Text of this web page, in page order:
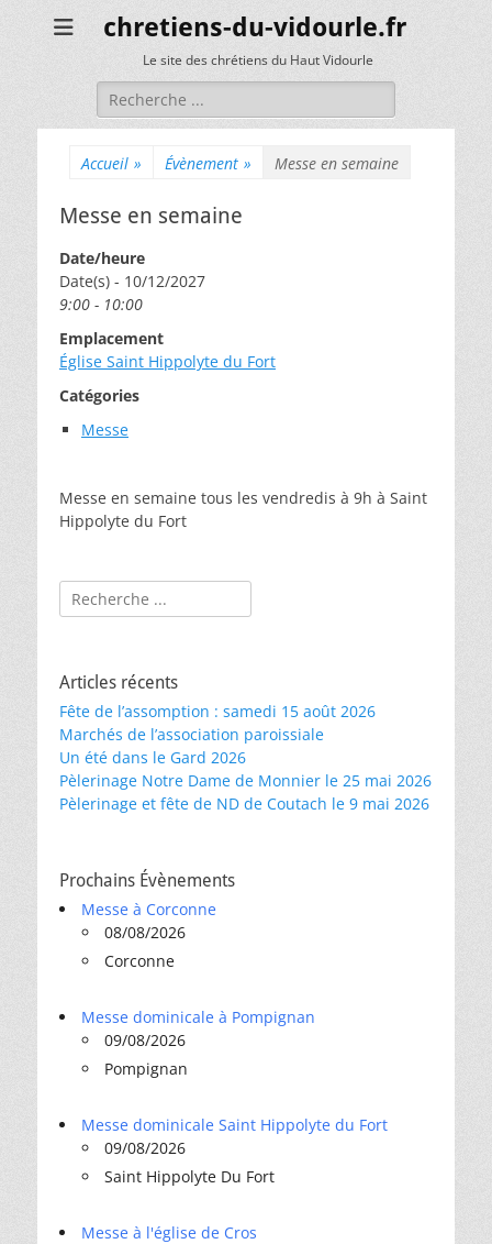
chretiens-du-vidourle.fr
Le site des chrétiens du Haut Vidourle
Rechercher :
Accueil » Évènement » Messe en semaine
Messe en semaine
Date/heure
Date(s) - 10/12/2027
9:00 - 10:00
Emplacement
Église Saint Hippolyte du Fort
Catégories
Messe
Messe en semaine tous les vendredis à 9h à Saint
Hippolyte du Fort
Rechercher :
Articles récents
Fête de l’assomption : samedi 15 août 2026
Marchés de l’association paroissiale
Un été dans le Gard 2026
Pèlerinage Notre Dame de Monnier le 25 mai 2026
Pèlerinage et fête de ND de Coutach le 9 mai 2026
Prochains Évènements
Messe à Corconne
08/08/2026
Corconne
Messe dominicale à Pompignan
09/08/2026
Pompignan
Messe dominicale Saint Hippolyte du Fort
09/08/2026
Saint Hippolyte Du Fort
Messe à l'église de Cros